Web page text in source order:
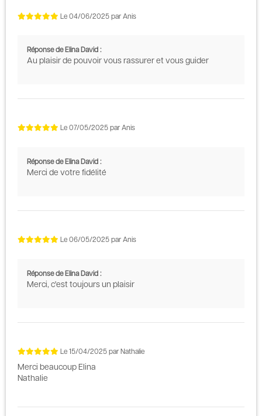
Le 04/06/2025 par Anis
Réponse de Elina David :
Au plaisir de pouvoir vous rassurer et vous guider
Le 07/05/2025 par Anis
Réponse de Elina David :
Merci de votre fidélité
Le 06/05/2025 par Anis
Réponse de Elina David :
Merci, c'est toujours un plaisir
Le 15/04/2025 par Nathalie
Merci beaucoup Elina
Nathalie